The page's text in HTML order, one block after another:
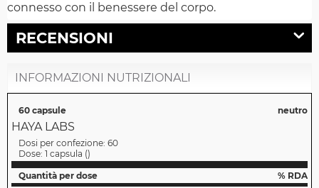
connesso con il benessere del corpo.
RECENSIONI
INFORMAZIONI NUTRIZIONALI
60 capsule neutro
HAYA LABS
Dosi per confezione: 60
Dose: 1 capsula ()
Quantità per dose
% RDA